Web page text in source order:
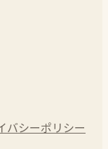
バシーポリシー